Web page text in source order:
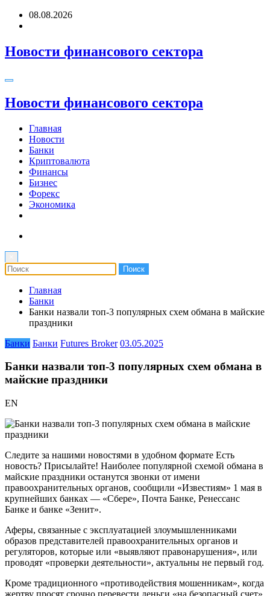
Перейти08.08.2026
Новости финансового сектора
Новости финансового сектора
Главная
Новости
Банки
Криптовалюта
Финансы
Бизнес
Форекс
Экономика
Главная
Банки
Банки назвали топ-3 популярных схем обмана в майские
праздники
Банки Банки Futures Broker 03.05.2025
Банки назвали топ-3 популярных схем обмана в
майские праздники
EN
Следите за нашими новостями в удобном формате Есть
новость? Присылайте! Наиболее популярной схемой обмана в
майские праздники останутся звонки от имени
правоохранительных органов, сообщили «Известиям» 1 мая в
крупнейших банках — «Сбере», Почта Банке, Ренессанс
Банке и банке «Зенит».
Аферы, связанные с эксплуатацией злоумышленниками
образов представителей правоохранительных органов и
регуляторов, которые или «выявляют правонарушения», или
проводят «проверки деятельности», актуальны не первый год.
Кроме традиционного «противодействия мошенникам», когда
жертву просят срочно перевести деньги «на безопасный счет»